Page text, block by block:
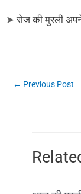
➤ रोज की मुरली
← Previous Post